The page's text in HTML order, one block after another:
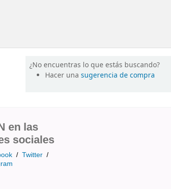
¿No encuentras lo que estás buscando?
Hacer unasugerencia de compra
en las
sociales
/ Twitter /